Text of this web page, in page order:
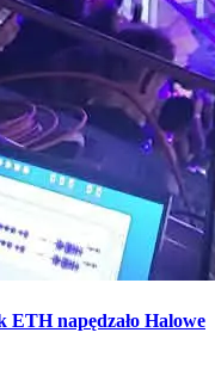
ETH napędzało Halowe